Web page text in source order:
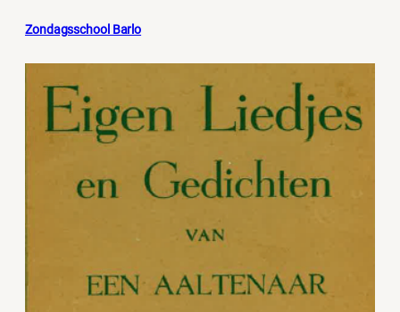
Zondagsschool Barlo